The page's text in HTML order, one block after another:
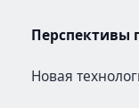
Перспективы
Новая